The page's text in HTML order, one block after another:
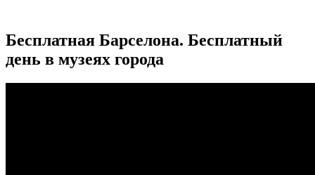
Бесплатная Барселона. Бесплатный
день в музеях города